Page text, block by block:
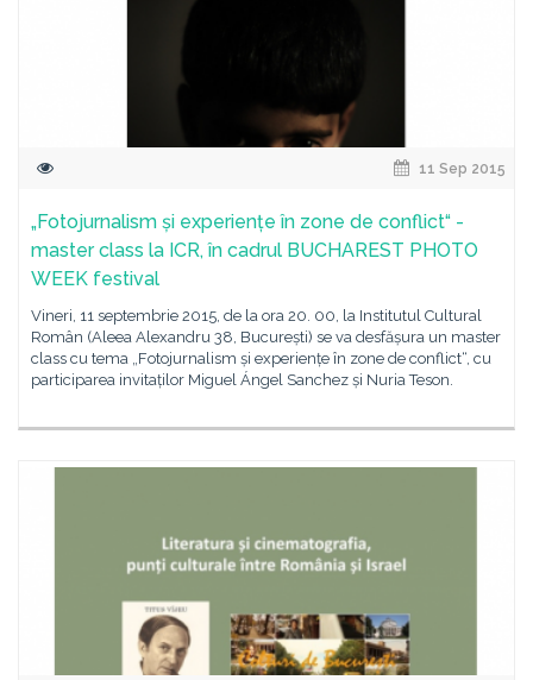
11 Sep 2015
„Fotojurnalism și experiențe în zone de conflict“ -
master class la ICR, în cadrul BUCHAREST PHOTO
WEEK festival
Vineri, 11 septembrie 2015, de la ora 20. 00, la Institutul Cultural
Român (Aleea Alexandru 38, București) se va desfășura un master
class cu tema „Fotojurnalism și experiențe în zone de conflict“, cu
participarea invitaților Miguel Ángel Sanchez și Nuria Teson.